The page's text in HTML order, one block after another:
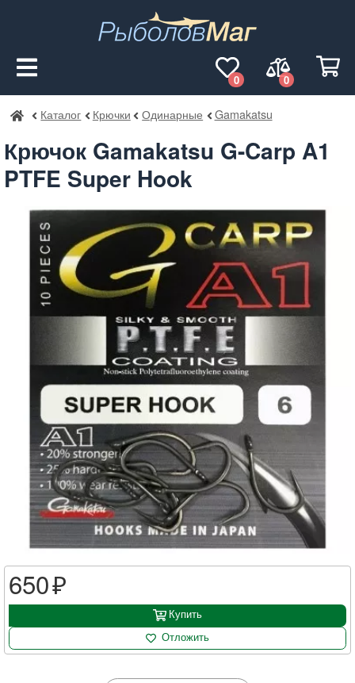
0
0
РыболовМаг
Каталог Крючки Одинарные Gamakatsu
Крючок Gamakatsu G-Carp A1
PTFE Super Hook
650
Купить
Отложить